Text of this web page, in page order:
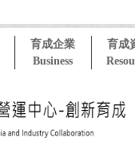
育成企業
Business
育成